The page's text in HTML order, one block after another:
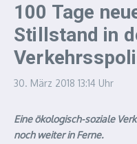
100 Tage
Stillstand in
30. März 2018 13:14 Uhr
Eine ökologisch-soziale
noch weiter in Ferne.